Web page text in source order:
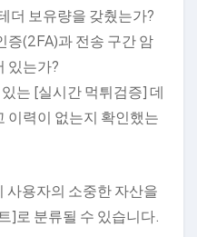
더 보유량을 갖췄는가?
증(2FA)과 전송 구간 암
있는가?
는 [실시간 먹튀검증] 데
이력이 없는지 확인했는
사용자의 소중한 자산을
]로 분류될 수 있습니다.